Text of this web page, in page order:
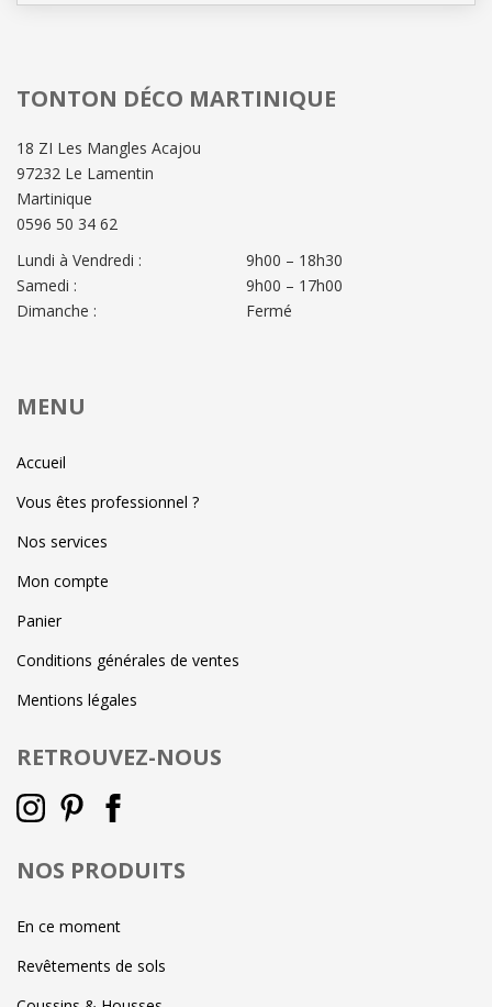
TONTON DÉCO MARTINIQUE
18 ZI Les Mangles Acajou
97232 Le Lamentin
Martinique
0596 50 34 62
Lundi à Vendredi :
Samedi :
Dimanche :
9h00 – 18h30
9h00 – 17h00
Fermé
MENU
Accueil
Vous êtes professionnel ?
Nos services
Mon compte
Panier
Conditions générales de ventes
Mentions légales
RETROUVEZ-NOUS
NOS PRODUITS
En ce moment
Revêtements de sols